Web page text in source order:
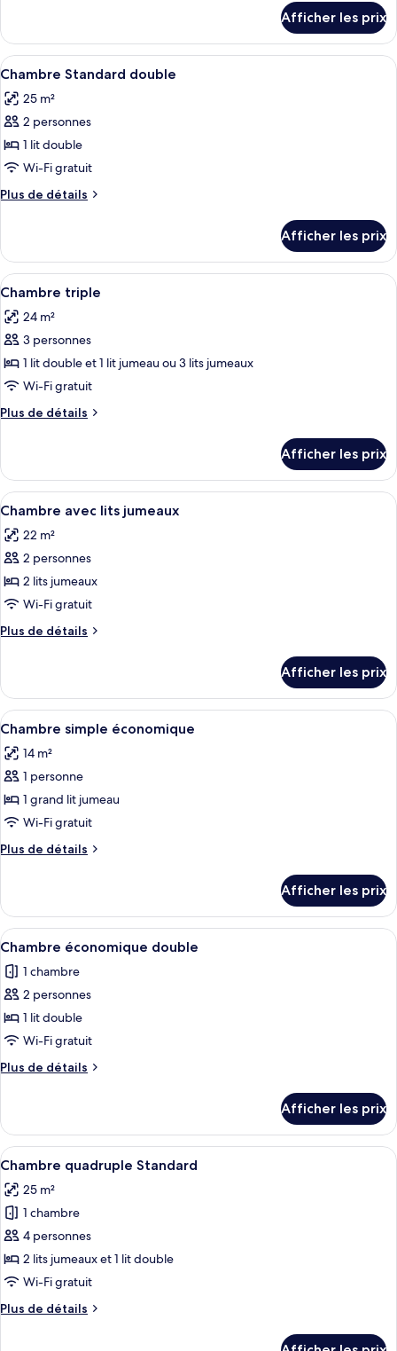
Chambre
simple
Chambre
simple
Afficher les prix
Afficher
toutes
les
photos
pour
ce
type
de
Chambre
Standard
double
Une chambre d’hôtel moderne
14
Chambre Standard double
25 m²
2 personnes
1 lit double
Wi-Fi gratuit
Plus de détails
Plus
Chambre
Standard
double
Afficher les prix
Afficher
toutes
les
photos
pour
ce
type
de
Chambre
triple
Une chambre d’hôtel avec deux
18
Chambre triple
24 m²
3 personnes
1 lit double et 1 lit jumeau ou 3 lits jumeaux
Wi-Fi gratuit
Plus de détails
Plus
Chambre
triple
Afficher les prix
Afficher
toutes
les
photos
pour
ce
type
de
Chambre
avec
lits
jumeaux
Une chambre d’hôtel moderne
8
Chambre avec lits jumeaux
22 m²
2 personnes
2 lits jumeaux
Wi-Fi gratuit
Plus de détails
Plus
Chambre
avec
lits
Afficher les prix
Afficher
toutes
les
photos
pour
ce
type
de
Chambre
simple
économique
Une chambre à coucher
5
Chambre simple économique
14 m²
1 personne
1 grand lit jumeau
Wi-Fi gratuit
Plus de détails
Plus
Chambre
simple
économique
Afficher les prix
Afficher
toutes
les
photos
pour
ce
type
de
Chambre
économique
double
Une chambre d’hôtel avec une tête
8
Chambre économique double
1 chambre
2 personnes
1 lit double
Wi-Fi gratuit
Plus de détails
Plus
Chambre
économique
double
Afficher les prix
Afficher
toutes
les
photos
pour
ce
type
chambre :
Une chambre d’hôtel avec deux
13
Chambre quadruple Standard
25 m²
1 chambre
4 personnes
2 lits jumeaux et 1 lit double
Wi-Fi gratuit
Plus de détails
Plus